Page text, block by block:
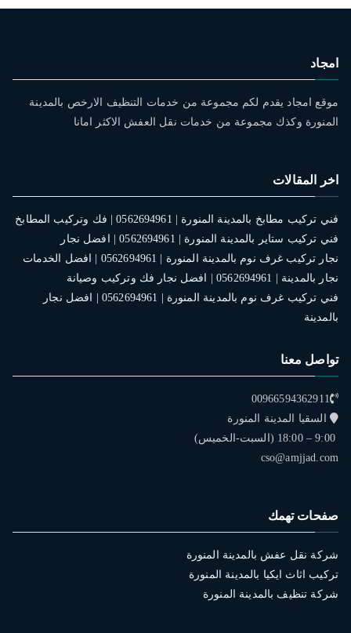
امجاد
موقع امجاد يقدم لكم مجموعة من خدمات التنظيف الارخص بالمدينة
المنورة وكذك مجموعة من خدمات نقل العفش الاكثر امانا
اخر المقالات
فني تركيب مطابخ بالمدينة المنورة | 0562694961 | فك وتركيب المطابخ
فني تركيب ستاير بالمدينة المنورة | 0562694961 | افضل نجار
نجار تركيب غرف نوم بالمدينة المنورة | 0562694961 | افضل الخدمات
نجار بالمدينة | 0562694961 | افضل نجار فك وتركيب وصيانة
فني تركيب غرف نوم بالمدينة المنورة | 0562694961 | افضل نجار
بالمدينة
تواصل معنا
00966594362911
السقيا المدينة المنورة
9:00 – 18:00 (السبت-الخميس)
cso@amjjad.com
صفحات تهمك
شركة نقل عفش بالمدينة المنورة
تركيب اثاث ايكيا بالمدينة المنورة
شركة تنظيف بالمدينة المنورة